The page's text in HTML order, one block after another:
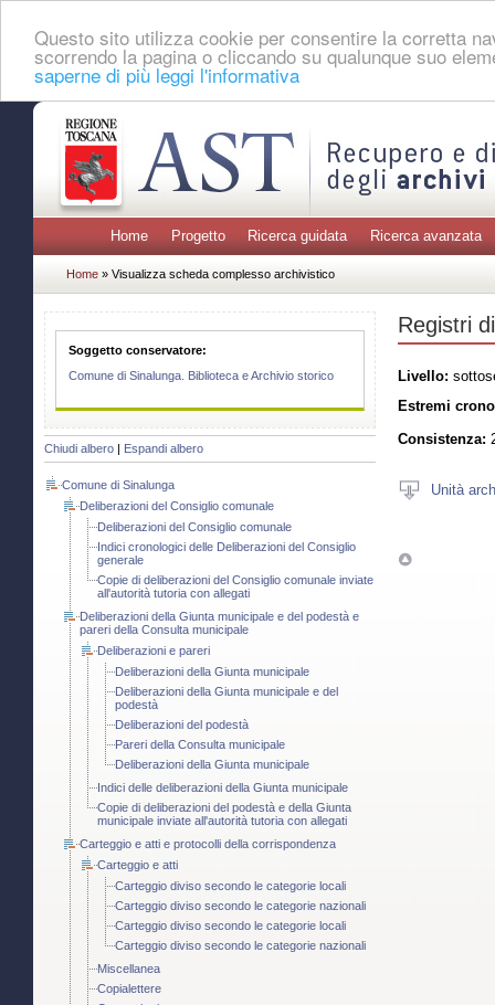
Questo sito utilizza cookie per consentire la corretta
scorrendo la pagina o cliccando su qualunque suo
saperne di più leggi l'informativa
Home Progetto Ricerca guidata Ricerca avanzata
Home » Visualizza scheda complesso archivistico
Soggetto conservatore:
Comune di Sinalunga. Biblioteca e Archivio storico
Chiudi albero Espandi albero
Comune di Sinalunga
Deliberazioni del Consiglio comunale
Deliberazioni del Consiglio comunale
Indici cronologici delle Deliberazioni del Consiglio
generale
Copie di deliberazioni del Consiglio comunale inviate
all'autorità tutoria con allegati
Deliberazioni della Giunta municipale e del podestà e
pareri della Consulta municipale
Deliberazioni e pareri
Deliberazioni della Giunta municipale
Deliberazioni della Giunta municipale e del
podestà
Deliberazioni del podestà
Pareri della Consulta municipale
Deliberazioni della Giunta municipale
Indici delle deliberazioni della Giunta municipale
Copie di deliberazioni del podestà e della Giunta
municipale inviate all'autorità tutoria con allegati
Carteggio e atti e protocolli della corrispondenza
Carteggio e atti
Carteggio diviso secondo le categorie locali
Carteggio diviso secondo le categorie nazionali
Carteggio diviso secondo le categorie locali
Carteggio diviso secondo le categorie nazionali
Miscellanea
Copialettere
Registri
Livello:
Estremi
Consistenza:
Unità